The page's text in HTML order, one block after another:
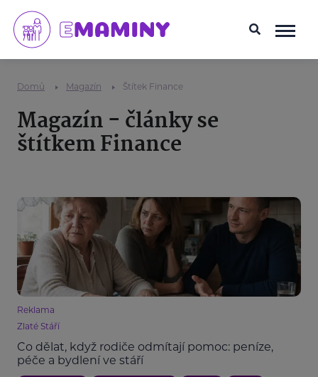
Domů Magazín Štítek Finance
Magazín - články se
štítkem Finance
Reklama
Zlaté Stáří
Co dělat, když rodiče odmítají pomoc: peníze,
péče a bydlení ve stáří